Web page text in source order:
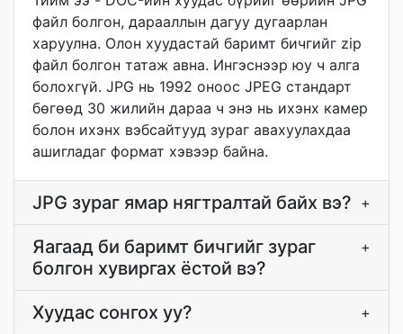
файл болгон, дарааллын дагуу дугаарлан
харуулна. Олон хуудастай баримт бичгийг zip
файл болгон татаж авна. Ингэснээр юу ч алга
болохгүй. JPG нь 1992 оноос JPEG стандарт
бөгөөд 30 жилийн дараа ч энэ нь ихэнх камер
болон ихэнх вэбсайтууд зураг авахуулахдаа
ашигладаг формат хэвээр байна.
JPG зураг ямар нягтралтай байх вэ? +
Яагаад би баримт бичгийг зураг
болгон хувиргах ёстой вэ?
+
Хуудас сонгох уу? +